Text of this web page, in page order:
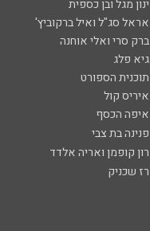
ינון מגל ובן כספית
אראל סג"ל ואיל ברקוביץ'
ברק סרי ואלי אוחנה
גיא פלג
תוכנית הספורט
איריס קול
איפה הכסף
פנינה בת צבי
רון קופמן ואריה אלדד
רז שכניק